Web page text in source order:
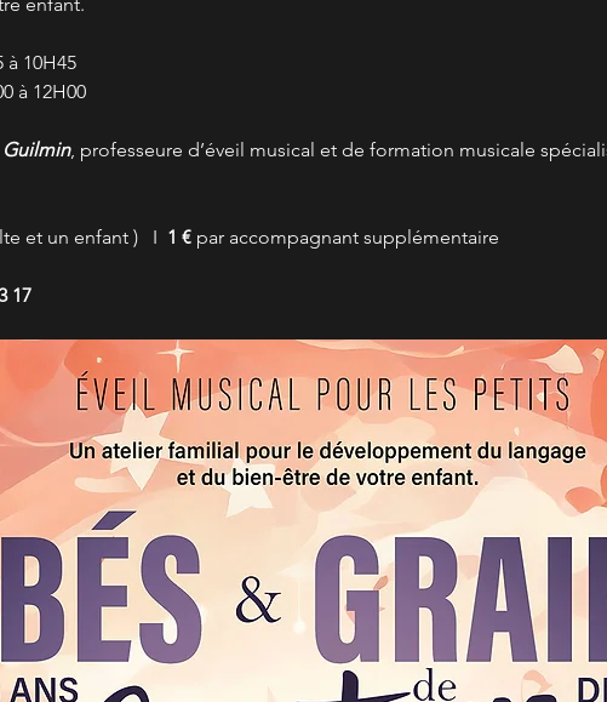
10H45
à 12H00
, professeure d’éveil musical et de formation musicale
et un enfant )   I 1 € par accompagnant supplémentaire
17